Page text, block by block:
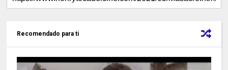
Recomendado para ti